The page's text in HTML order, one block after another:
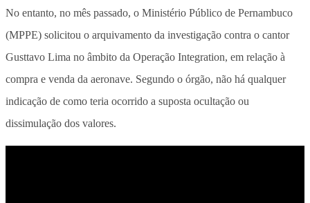
No entanto, no mês passado, o Ministério Público de Pernambuco
(MPPE) solicitou o arquivamento da investigação contra o cantor
Gusttavo Lima no âmbito da Operação Integration, em relação à
compra e venda da aeronave. Segundo o órgão, não há qualquer
indicação de como teria ocorrido a suposta ocultação ou
dissimulação dos valores.